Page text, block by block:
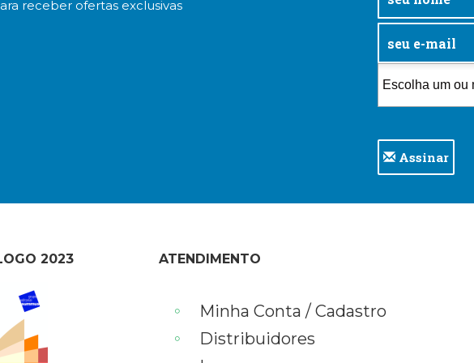
receber ofertas exclusivas
Assinar
2023 ATENDIMENTO
Minha Conta / Cadastro
Distribuidores